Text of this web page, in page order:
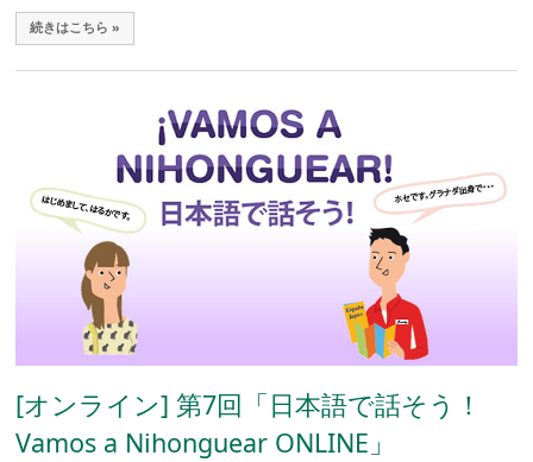
続きはこちら »
[オンライン] 第7回「日本語で話そう！
Vamos a Nihonguear ONLINE」